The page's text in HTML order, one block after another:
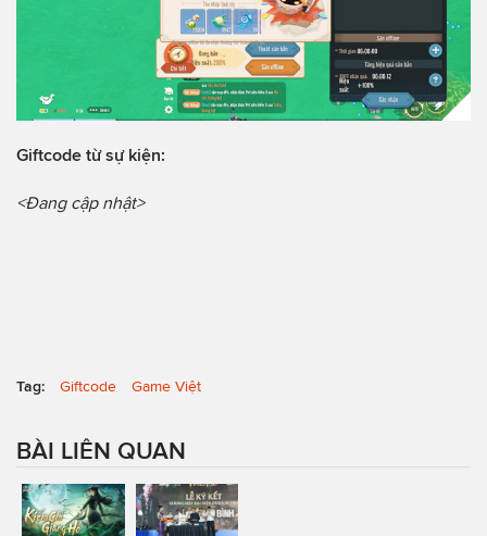
Giftcode từ sự kiện:
<Đang cập nhật>
Tag: Giftcode Game Việt
BÀI LIÊN QUAN